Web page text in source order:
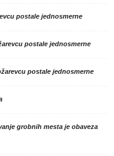
postale jednosmerne
postale jednosmerne
postale jednosmerne
grobnih mesta je obaveza